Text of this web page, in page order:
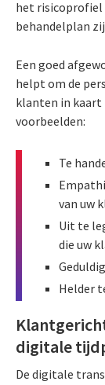
het risicoprofiel
behandelplan
Een goed
helpt om de
klanten in kaart
voorbeelden:
Te
van uw
Uit te
die uw
Helder
digitale
De digitale